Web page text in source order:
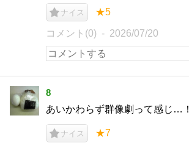
ナイス ★5
コメント(0) 2026/07/20
8
あいかわらず群像劇って感じ…！
ナイス ★7